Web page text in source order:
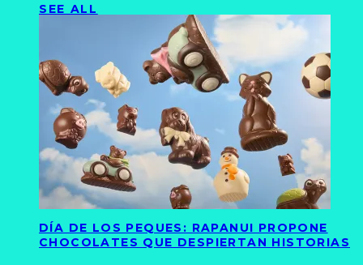
SEE ALL
DÍA DE LOS PEQUES: RAPANUI PROPONE
CHOCOLATES QUE DESPIERTAN HISTORIAS